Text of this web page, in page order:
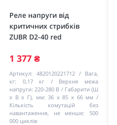
Реле напруги від
критичних стрибків
ZUBR D2-40 red
1 377 ₴
Артикул: 4820120221712
Вага,
кг:
0,17 кг
Верхня межа
напруги: 220-280 В
Габарити (Ш
х В х Г), мм: 36 х 85 х 66 мм
Кількість комутацій без
навантаження, не менше:
500
000 циклів